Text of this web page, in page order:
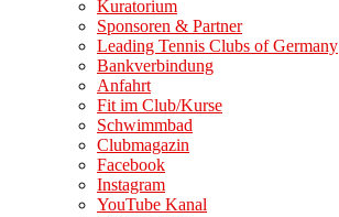
Kuratorium
Sponsoren & Partner
Leading Tennis Clubs of Germany
Bankverbindung
Anfahrt
Fit im Club/Kurse
Schwimmbad
Clubmagazin
Facebook
Instagram
YouTube Kanal